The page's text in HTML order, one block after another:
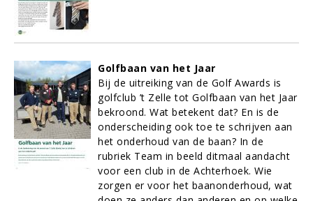
Golfbaan van het Jaar
Bij de uitreiking van de Golf Awards is
golfclub ’t Zelle tot Golfbaan van het Jaar
bekroond. Wat betekent dat? En is de
onderscheiding ook toe te schrijven aan
het onderhoud van de baan? In de
rubriek Team in beeld ditmaal aandacht
voor een club in de Achterhoek. Wie
zorgen er voor het baanonderhoud, wat